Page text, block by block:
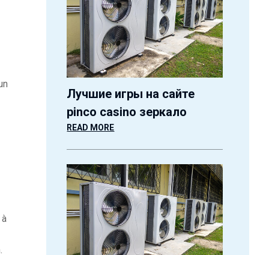
Лучшие игры на сайте
pinco casino зеркало
READ MORE